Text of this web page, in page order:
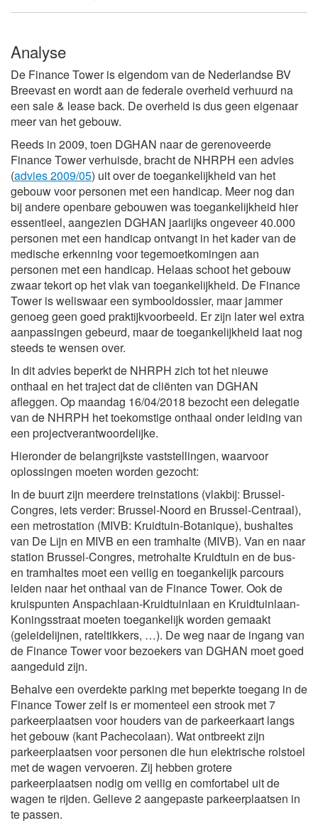
Analyse
De Finance Tower is eigendom van de Nederlandse BV
Breevast en wordt aan de federale overheid verhuurd na
een sale & lease back. De overheid is dus geen eigenaar
meer van het gebouw.
Reeds in 2009, toen DGHAN naar de gerenoveerde
Finance Tower verhuisde, bracht de NHRPH een advies
(advies 2009/05) uit over de toegankelijkheid van het
gebouw voor personen met een handicap. Meer nog dan
bij andere openbare gebouwen was toegankelijkheid hier
essentieel, aangezien DGHAN jaarlijks ongeveer 40.000
personen met een handicap ontvangt in het kader van de
medische erkenning voor tegemoetkomingen aan
personen met een handicap. Helaas schoot het gebouw
zwaar tekort op het vlak van toegankelijkheid. De Finance
Tower is weliswaar een symbooldossier, maar jammer
genoeg geen goed praktijkvoorbeeld. Er zijn later wel extra
aanpassingen gebeurd, maar de toegankelijkheid laat nog
steeds te wensen over.
In dit advies beperkt de NHRPH zich tot het nieuwe
onthaal en het traject dat de cliënten van DGHAN
afleggen. Op maandag 16/04/2018 bezocht een delegatie
van de NHRPH het toekomstige onthaal onder leiding van
een projectverantwoordelijke.
Hieronder de belangrijkste vaststellingen, waarvoor
oplossingen moeten worden gezocht:
In de buurt zijn meerdere treinstations (vlakbij: Brussel-
Congres, iets verder: Brussel-Noord en Brussel-Centraal),
een metrostation (MIVB: Kruidtuin-Botanique), bushaltes
van De Lijn en MIVB en een tramhalte (MIVB). Van en naar
station Brussel-Congres, metrohalte Kruidtuin en de bus-
en tramhaltes moet een veilig en toegankelijk parcours
leiden naar het onthaal van de Finance Tower. Ook de
kruispunten Anspachlaan-Kruidtuinlaan en Kruidtuinlaan-
Koningsstraat moeten toegankelijk worden gemaakt
(geleidelijnen, rateltikkers, …). De weg naar de ingang van
de Finance Tower voor bezoekers van DGHAN moet goed
aangeduid zijn.
Behalve een overdekte parking met beperkte toegang in de
Finance Tower zelf is er momenteel een strook met 7
parkeerplaatsen voor houders van de parkeerkaart langs
het gebouw (kant Pachecolaan). Wat ontbreekt zijn
parkeerplaatsen voor personen die hun elektrische rolstoel
met de wagen vervoeren. Zij hebben grotere
parkeerplaatsen nodig om veilig en comfortabel uit de
wagen te rijden. Gelieve 2 aangepaste parkeerplaatsen in
te passen.